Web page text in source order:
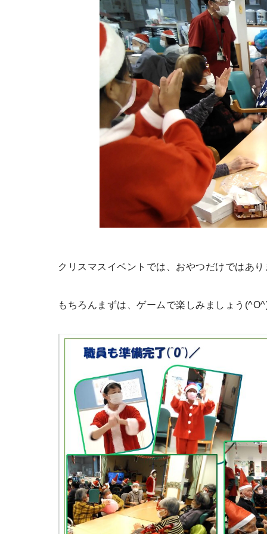
クリスマスイベントでは、おやつだけではあ
もちろんまずは、ゲームで楽しみましょう